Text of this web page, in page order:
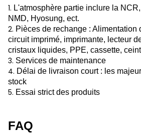
1. L'atmosphère partie inclure la
NMD, Hyosung, ect.
2. Pièces de rechange : Alimentation
circuit imprimé, imprimante, lecteur
cristaux liquides, PPE, cassette,
3. Services de maintenance
4. Délai de livraison court : les
stock
5. Essai strict des produits
FAQ